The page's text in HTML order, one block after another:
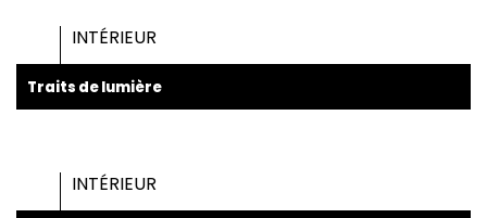
INTÉRIEUR
Traits de lumière
INTÉRIEUR